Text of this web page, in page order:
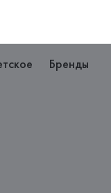
Бренды